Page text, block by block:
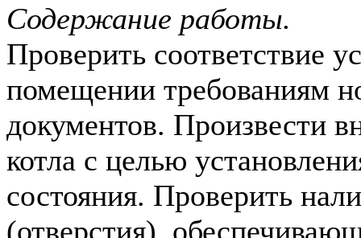
Содержание работы.
Проверить соответствие
помещении требованиям
документов. Произвести
котла с целью
состояния. Проверить
(отверстия),